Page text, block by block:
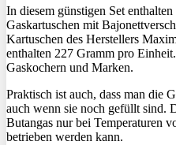
In diesem günstigen Set
Gaskartuschen mit
Kartuschen des Herstellers
enthalten 227 Gramm pro
Gaskochern und Marken.
Praktisch ist auch, dass man die
auch wenn sie noch gefüllt sind.
Butangas nur bei Temperaturen
betrieben werden kann.